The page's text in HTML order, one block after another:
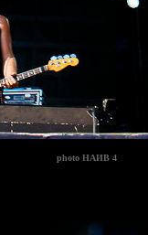
photo НАИВ 4